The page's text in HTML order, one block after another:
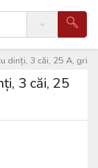
Search
dinți, 3 căi, 25 A, gri
3 căi, 25